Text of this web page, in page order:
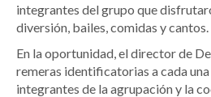
integrantes del grupo que
diversión, bailes, comidas y cantos.
En la oportunidad, el director de
remeras identificatorias a cada
integrantes de la agrupación y la